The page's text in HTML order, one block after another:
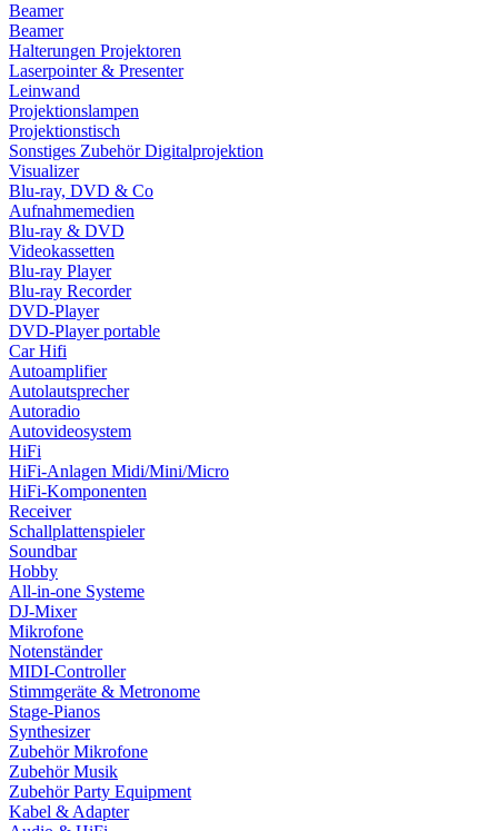
Beamer
Beamer
Halterungen Projektoren
Laserpointer & Presenter
Leinwand
Projektionslampen
Projektionstisch
Sonstiges Zubehör Digitalprojektion
Visualizer
Blu-ray, DVD & Co
Aufnahmemedien
Blu-ray & DVD
Videokassetten
Blu-ray Player
Blu-ray Recorder
DVD-Player
DVD-Player portable
Car Hifi
Autoamplifier
Autolautsprecher
Autoradio
Autovideosystem
HiFi
HiFi-Anlagen Midi/Mini/Micro
HiFi-Komponenten
Receiver
Schallplattenspieler
Soundbar
Hobby
All-in-one Systeme
DJ-Mixer
Mikrofone
Notenständer
MIDI-Controller
Stimmgeräte & Metronome
Stage-Pianos
Synthesizer
Zubehör Mikrofone
Zubehör Musik
Zubehör Party Equipment
Kabel & Adapter